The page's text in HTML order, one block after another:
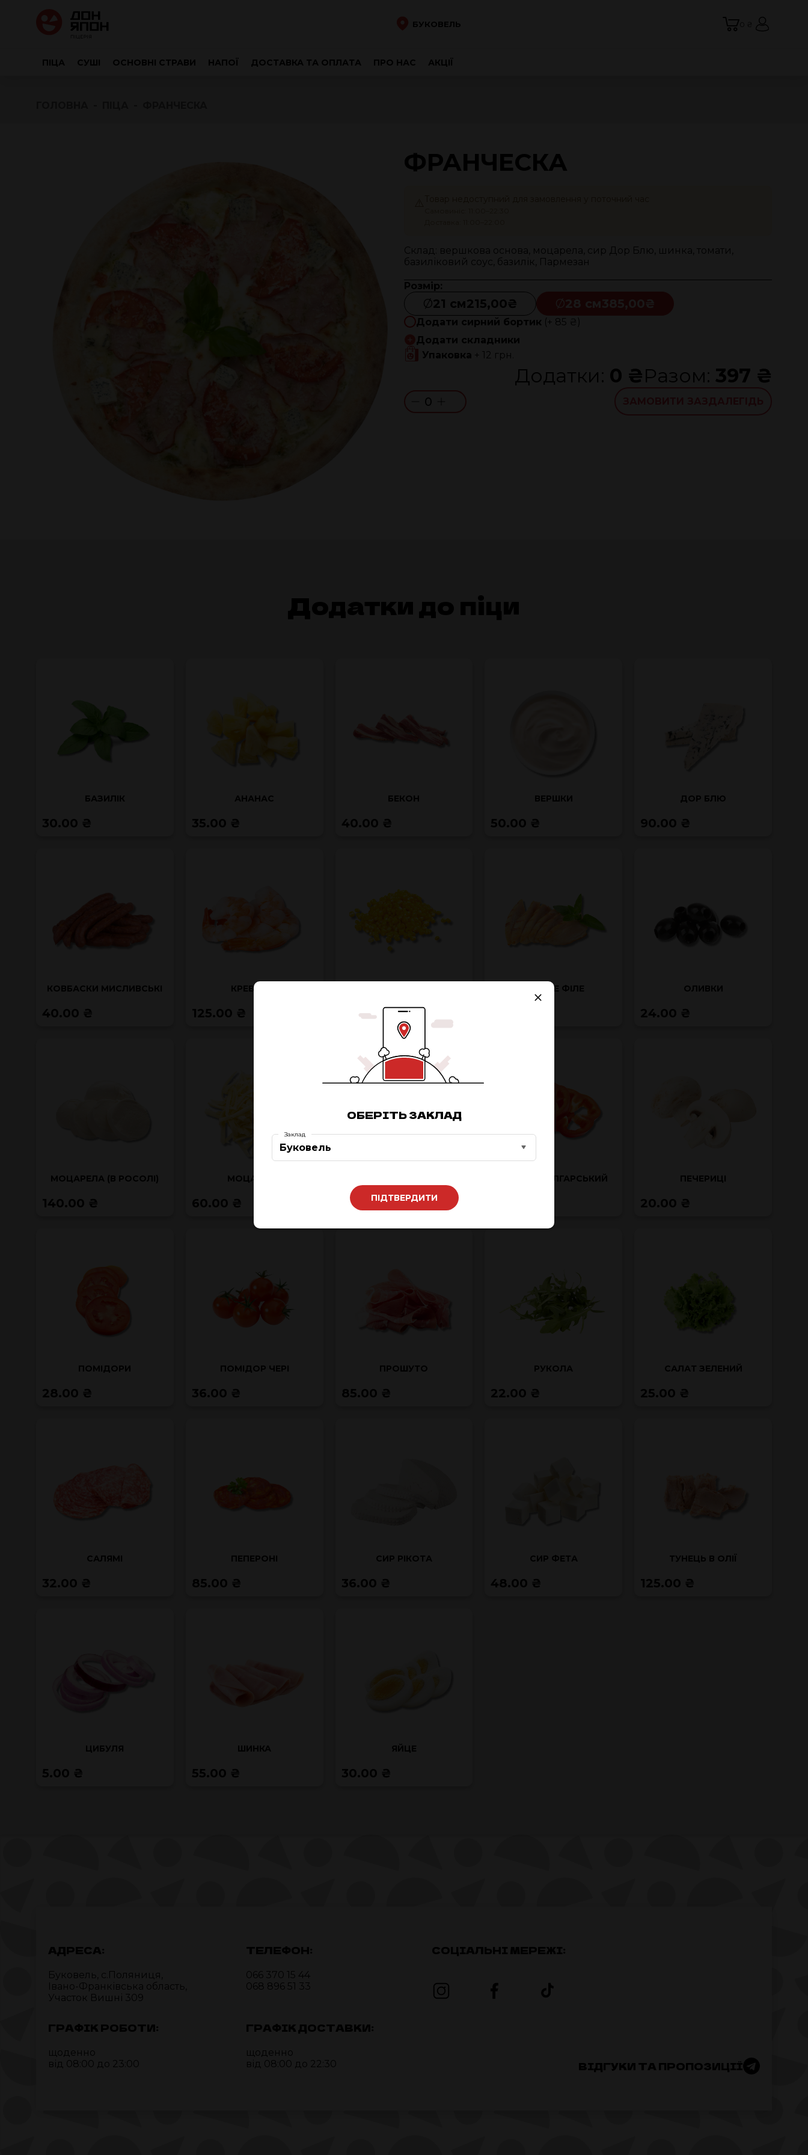
БУКОВЕЛЬ 0 ₴
ПІЦА СУШІ ОСНОВНІ СТРАВИ НАПОЇ ДОСТАВКА ТА ОПЛАТА ПРО НАС АКЦІЇ
ФРАНЧЕСКА
Склад: вершкова основа, моцарела, сир Дор Блю, шинка, томати,
базиліковий соус, базилік, Пармезан
Розмір:
Ø21 см215,00₴
Додати сирний бортик (+ 85 ₴)
Додати складники
Упаковка + 12 грн.
Додатки: 0 ₴Разом: 397 ₴
0
БАЗИЛІК
30.00 ₴
АНАНАС
35.00 ₴
БЕКОН
40.00 ₴
ВЕРШКИ
50.00 ₴
ДОР БЛЮ
90.00 ₴
КОВБАСКИ МИСЛИВСЬКІ
40.00 ₴
КРЕВЕТКА
125.00 ₴ 18.00 ₴
КУРЯЧЕ ФІЛЕ ОЛИВКИ
24.00 ₴
МОЦАРЕЛА (В РОСОЛІ)
140.00 ₴
МОЦАРЕЛА
60.00 ₴ 80.00 ₴
ПЕРЕЦЬ БОЛГАРСЬКИЙ ПЕЧЕРИЦІ
20.00 ₴
ПОМІДОРИ
28.00 ₴
ПОМІДОР ЧЕРІ
36.00 ₴
ПРОШУТО
85.00 ₴
РУКОЛА
22.00 ₴
САЛАТ ЗЕЛЕНИЙ
25.00 ₴
САЛЯМІ
32.00 ₴
ПЕПЕРОНІ
85.00 ₴
СИР РІКОТА
36.00 ₴
СИР ФЕТА
48.00 ₴
ТУНЕЦЬ В ОЛІЇ
125.00 ₴
ЦИБУЛЯ
5.00 ₴
ШИНКА
55.00 ₴
ЯЙЦЕ
30.00 ₴
АДРЕСА:
Буковель, c.Поляниця,
Івано-Франківська область,
Участок Вишні 309
ТЕЛЕФОН:
066 370 15 44
068 896 51 33
ГРАФІК РОБОТИ:
щоденно
від 08:00 до 23:00
ГРАФІК ДОСТАВКИ:
щоденно
від 08:00 до 22:30
СОЦІАЛЬНІ МЕРЕЖІ:
ВІДГУКИ ТА ПРОПОЗИЦІЇ
ОБЕРІТЬ ЗАКЛАД
Буковель
Заклад
ПІДТВЕРДИТИ